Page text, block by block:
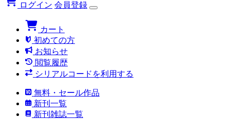
ログイン 会員登録
カート
初めての方
お知らせ
閲覧履歴
シリアルコードを利用する
無料・セール作品
新刊一覧
新刊雑誌一覧